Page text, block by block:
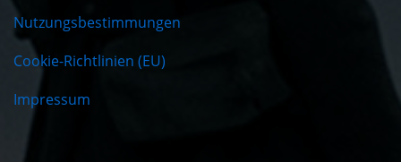
Nutzungsbestimmungen
Cookie-Richtlinien (EU)
Impressum